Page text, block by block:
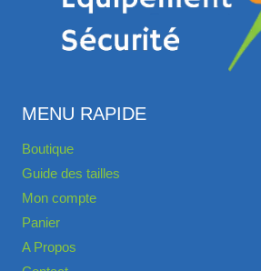
MENU RAPIDE
Boutique
Guide des tailles
Mon compte
Panier
A Propos